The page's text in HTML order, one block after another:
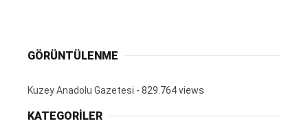
GÖRÜNTÜLENME
Kuzey Anadolu Gazetesi - 829.764 views
KATEGORİLER